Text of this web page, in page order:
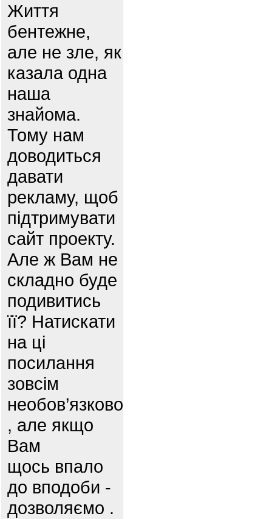
Життя
бентежне,
але не зле, як
казала одна
наша
знайома.
Тому нам
доводиться
давати
рекламу, щоб
підтримувати
сайт проекту.
Але ж Вам не
складно буде
подивитись
її? Натискати
на ці
посилання
зовсім
необов’язково
, але якщо
Вам
щось впало
до вподоби -
дозволяємо .